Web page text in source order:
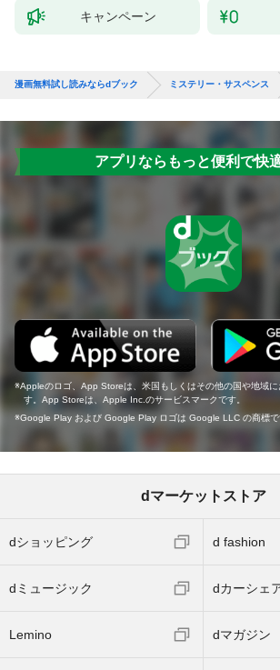
キャンペーン
漫画無料試し読みならdブック ミステリー・サスペンス
アプリならもっと便利で快
Appleのロゴ、App Storeは、米国もしくはその他の国や地域
す。App Storeは、Apple Inc.のサービスマークです。
Google Play および Google Play ロゴは Google LLC の商標で
dマーケットストア
dショッピング d fashion
dミュージック dカーシェ
Lemino dマガジン